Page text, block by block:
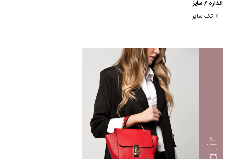
اندازه / سایز
تک سایز